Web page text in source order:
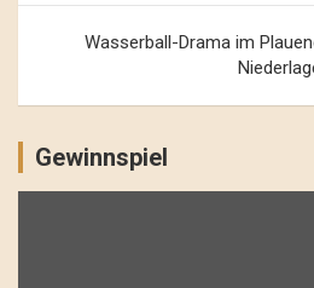
Wasserball-Drama im
Gewinnspiel